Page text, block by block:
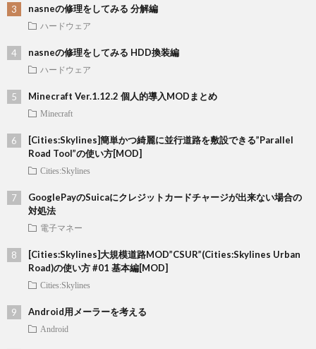
nasneの修理をしてみる 分解編
ハードウェア
nasneの修理をしてみる HDD換装編
ハードウェア
Minecraft Ver.1.12.2 個人的導入MODまとめ
Minecraft
[Cities:Skylines]簡単かつ綺麗に並行道路を敷設できる”Parallel
Road Tool”の使い方[MOD]
Cities:Skylines
GooglePayのSuicaにクレジットカードチャージが出来ない場合の
対処法
電子マネー
[Cities:Skylines]大規模道路MOD”CSUR”(Cities:Skylines Urban
Road)の使い方 #01 基本編[MOD]
Cities:Skylines
Android用メーラーを考える
Android